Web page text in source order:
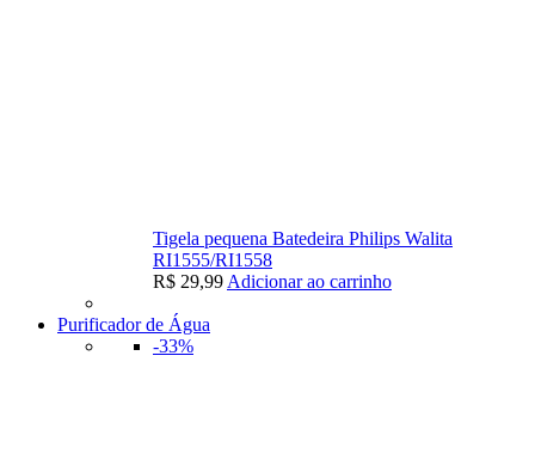
Tigela pequena Batedeira Philips Walita
RI1555/RI1558
R$ 29,99 Adicionar ao carrinho
Purificador de Água
-33%